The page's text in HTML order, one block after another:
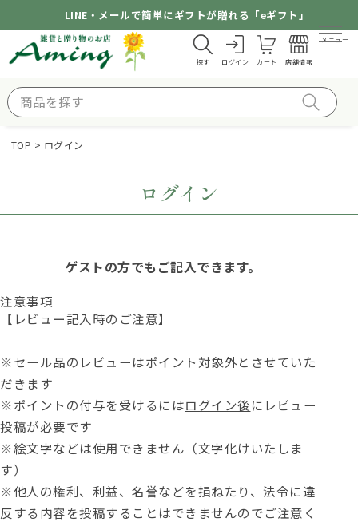
LINE・メールで簡単にギフトが贈れる「eギフト」
探す ログイン カート 店舗情報
メニュー
TOP ログイン
ログイン
ゲストの方でもご記入できます。
注意事項
【レビュー記入時のご注意】
※セール品のレビューはポイント対象外とさせていた
だきます
※ポイントの付与を受けるにはログイン後にレビュー
投稿が必要です
※絵文字などは使用できません（文字化けいたしま
す）
※他人の権利、利益、名誉などを損ねたり、法令に違
反する内容を投稿することはできませんのでご注意く